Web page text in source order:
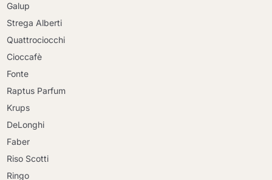
Galup
Strega Alberti
Quattrociocchi
Cioccafè
Fonte
Raptus Parfum
Krups
DeLonghi
Faber
Riso Scotti
Ringo